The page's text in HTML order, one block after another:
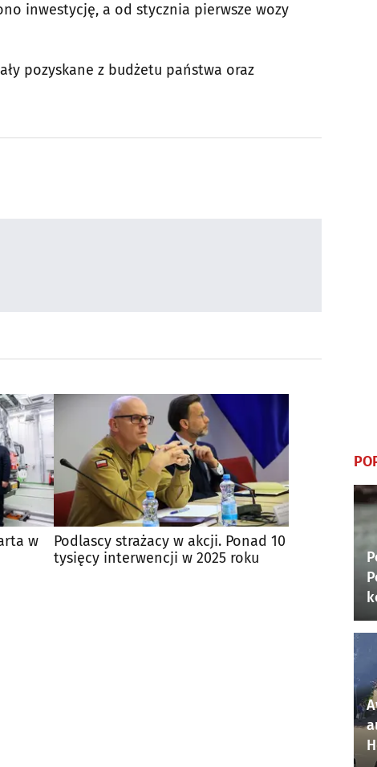
inwestycję, a od stycznia pierwsze wozy
pozyskane z budżetu państwa oraz
w
Podlascy strażacy w akcji. Ponad 10
tysięcy interwencji w 2025 roku